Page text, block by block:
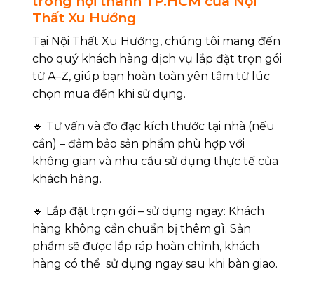
Thất Xu Hướng
Tại Nội Thất Xu Hướng, chúng tôi mang đến
cho quý khách hàng dịch vụ lắp đặt trọn gói
từ A–Z, giúp bạn hoàn toàn yên tâm từ lúc
chọn mua đến khi sử dụng.
🔹 Tư vấn và đo đạc kích thước tại nhà (nếu
cần) – đảm bảo sản phẩm phù hợp với
không gian và nhu cầu sử dụng thực tế của
khách hàng.
🔹 Lắp đặt trọn gói – sử dụng ngay: Khách
hàng không cần chuẩn bị thêm gì. Sản
phẩm sẽ được lắp ráp hoàn chỉnh, khách
hàng có thể sử dụng ngay sau khi bàn giao.